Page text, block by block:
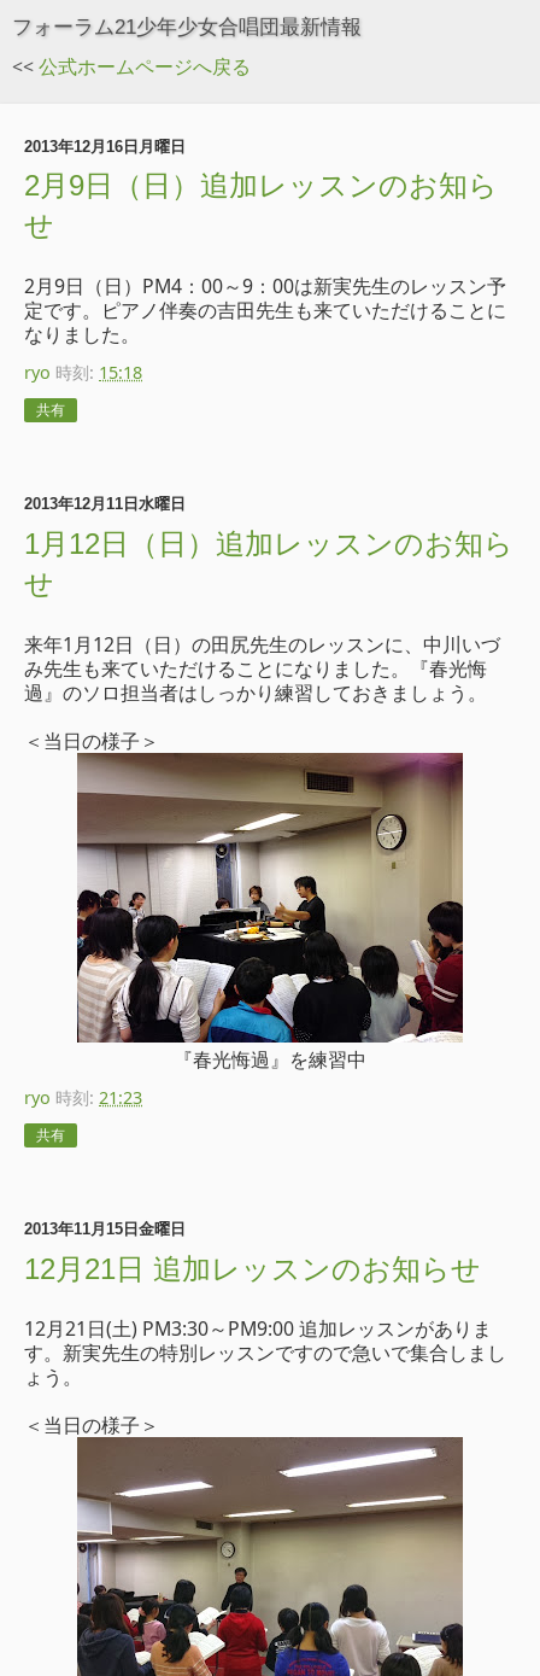
フォーラム21少年少女合唱団最新情報
<<公式ホームページへ戻る
2013年12月16日月曜日
2月9日（日）追加レッスンのお知ら
せ
2月9日（日）PM4：00～9：00は新実先生のレッスン予
定です。ピアノ伴奏の吉田先生も来ていただけることに
なりました。
ryo 時刻: 15:18
共有
2013年12月11日水曜日
1月12日（日）追加レッスンのお知ら
せ
来年1月12日（日）の田尻先生のレッスンに、中川いづ
み先生も来ていただけることになりました。『春光悔
過』のソロ担当者はしっかり練習しておきましょう。
＜当日の様子＞
『春光悔過』を練習中
ryo 時刻: 21:23
共有
2013年11月15日金曜日
12月21日 追加レッスンのお知らせ
12月21日(土) PM3:30～PM9:00 追加レッスンがありま
す。新実先生の特別レッスンですので急いで集合しまし
ょう。
＜当日の様子＞